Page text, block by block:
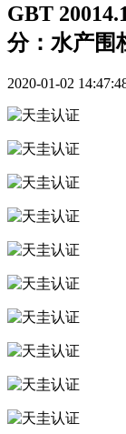
GBT
分：水产围
2020-01-02